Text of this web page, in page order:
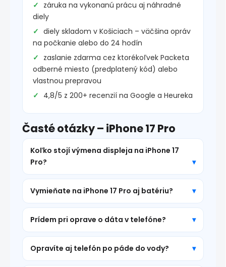
záruka na vykonanú prácu aj náhradné
diely
diely skladom v Košiciach – väčšina opráv
na počkanie alebo do 24 hodín
zaslanie zdarma cez ktorékoľvek Packeta
odberné miesto (predplatený kód) alebo
vlastnou prepravou
4,8/5 z 200+ recenzií na Google a Heureka
Časté otázky – iPhone 17 Pro
Koľko stojí výmena displeja na iPhone 17
Pro?
Vymieňate na iPhone 17 Pro aj batériu?
Prídem pri oprave o dáta v telefóne?
Opravíte aj telefón po páde do vody?